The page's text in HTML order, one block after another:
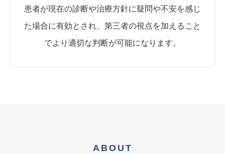
患者が現在の診断や治療方針に疑問や不安を感じ
た場合に有効とされ、第三者の視点を加えること
でより適切な判断が可能になります。
ABOUT